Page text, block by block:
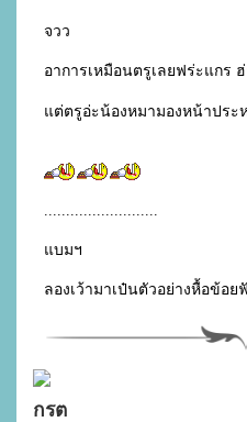
จวว
อาการเหมือนตรูเลยฟร่ะแกร
แต่ตรูอ่ะน้องหมามองหน้าประ
..........................
แบมฯ
ลองเว้ามาเป๋นตัวอย่างหื้อข้อย
กรต